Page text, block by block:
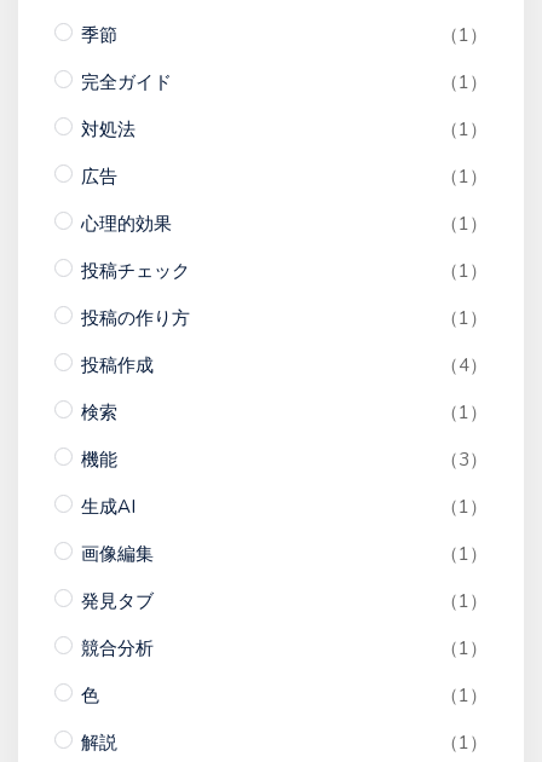
季節
（1）
完全ガイド
（1）
対処法
（1）
広告
（1）
心理的効果
（1）
投稿チェック
（1）
投稿の作り方
（1）
投稿作成
（4）
検索
（1）
機能
（3）
生成AI
（1）
画像編集
（1）
発見タブ
（1）
競合分析
（1）
色
（1）
解説
（1）